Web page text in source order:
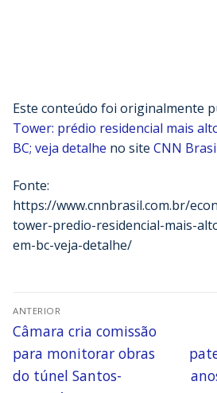
Este conteúdo foi originalmente
Tower: prédio residencial mais
BC; veja detalhe no site CNN
Fonte:
https://www.cnnbrasil.com.br/
tower-predio-residencial-mais-
em-bc-veja-detalhe/
ANTERIOR
Câmara cria comissão
para monitorar obras
do túnel Santos-